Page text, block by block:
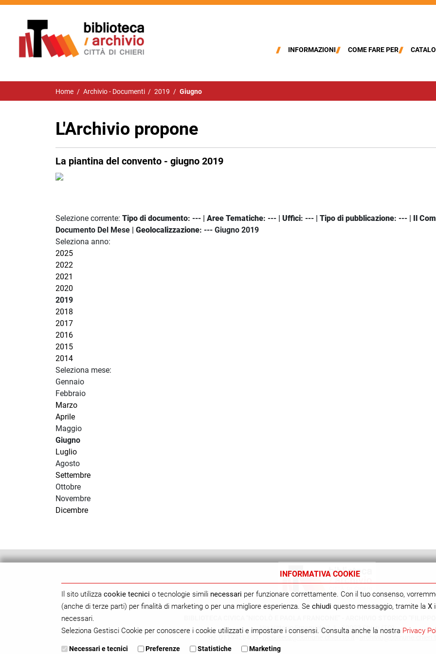
INFORMAZIONI COME FARE PER
Home / Archivio - Documenti / 2019 / Giugno
L'Archivio propone
La piantina del convento - giugno 2019
Selezione corrente: Tipo di documento: --- | Aree Tematiche: --- | Uffici: --- | Tipo di pubblicazione: --- | Il
Documento Del Mese | Geolocalizzazione: --- Giugno 2019
Seleziona anno:
2025
2022
2021
2020
2019
2018
2017
2016
2015
2014
Seleziona mese:
Gennaio
Febbraio
Marzo
Aprile
Maggio
Giugno
Luglio
Agosto
Settembre
Ottobre
Novembre
Dicembre
Via Vittorio Emanuele II, 1 - 10023 Chieri (TO)
INFORMATIVA COOKIE
Il sito utilizza cookie tecnici o tecnologie simili necessari per funzionare correttamente. Con il tuo consenso,
(anche di terze parti) per finalità di marketing o per una migliore esperienza. Se chiudi questo messaggio, tramite la X
necessari.
Seleziona Gestisci Cookie per conoscere i cookie utilizzati e impostare i consensi. Consulta anche la nostra Privacy
Necessari e tecnici Preferenze Statistiche Marketing